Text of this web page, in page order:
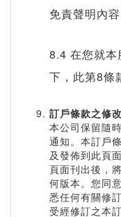
免責聲明內容
8.4 在您就本
下，此第8條
訂戶條款之修改
本公司保留隨
通知。本訂戶
及發佈到此頁
頁面刊出後，
何版本。您同
悉任何有關修
受經修訂之本